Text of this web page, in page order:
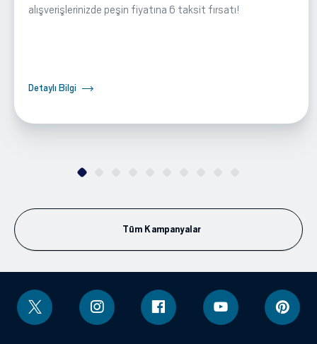
alışverişlerinizde peşin fiyatına 6 taksit fırsatı!
Detaylı Bilgi
Tüm Kampanyalar